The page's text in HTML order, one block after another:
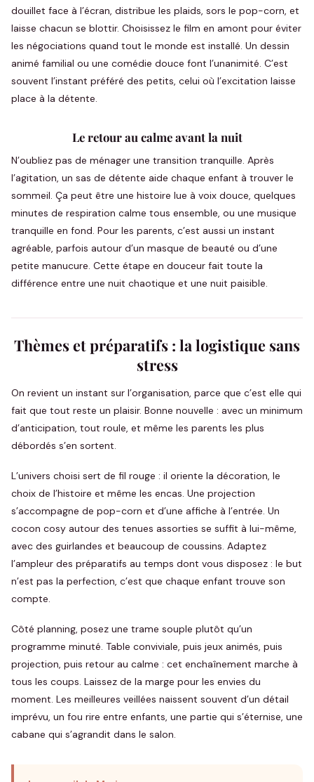
douillet face à l’écran, distribue les plaids, sors le pop-corn, et
laisse chacun se blottir. Choisissez le film en amont pour éviter
les négociations quand tout le monde est installé. Un dessin
animé familial ou une comédie douce font l’unanimité. C’est
souvent l’instant préféré des petits, celui où l’excitation laisse
place à la détente.
Le retour au calme avant la nuit
N’oubliez pas de ménager une transition tranquille. Après
l’agitation, un sas de détente aide chaque enfant à trouver le
sommeil. Ça peut être une histoire lue à voix douce, quelques
minutes de respiration calme tous ensemble, ou une musique
tranquille en fond. Pour les parents, c’est aussi un instant
agréable, parfois autour d’un masque de beauté ou d’une
petite manucure. Cette étape en douceur fait toute la
différence entre une nuit chaotique et une nuit paisible.
Thèmes et préparatifs : la logistique sans
stress
On revient un instant sur l’organisation, parce que c’est elle qui
fait que tout reste un plaisir. Bonne nouvelle : avec un minimum
d’anticipation, tout roule, et même les parents les plus
débordés s’en sortent.
L’univers choisi sert de fil rouge : il oriente la décoration, le
choix de l’histoire et même les encas. Une projection
s’accompagne de pop-corn et d’une affiche à l’entrée. Un
cocon cosy autour des tenues assorties se suffit à lui-même,
avec des guirlandes et beaucoup de coussins. Adaptez
l’ampleur des préparatifs au temps dont vous disposez : le but
n’est pas la perfection, c’est que chaque enfant trouve son
compte.
Côté planning, posez une trame souple plutôt qu’un
programme minuté. Table conviviale, puis jeux animés, puis
projection, puis retour au calme : cet enchaînement marche à
tous les coups. Laissez de la marge pour les envies du
moment. Les meilleures veillées naissent souvent d’un détail
imprévu, un fou rire entre enfants, une partie qui s’éternise, une
cabane qui s’agrandit dans le salon.